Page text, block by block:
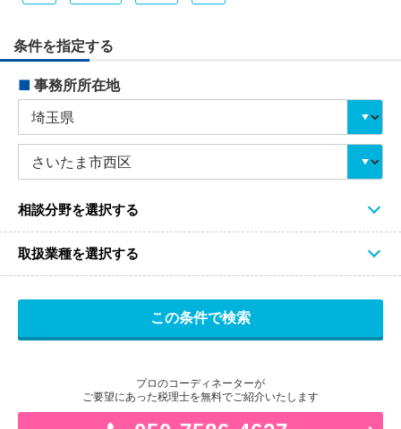
条件を指定する
■ 事務所所在地
相談分野を選択する
取扱業種を選択する
プロのコーディネーターが
ご要望にあった税理士を無料でご紹介いたします